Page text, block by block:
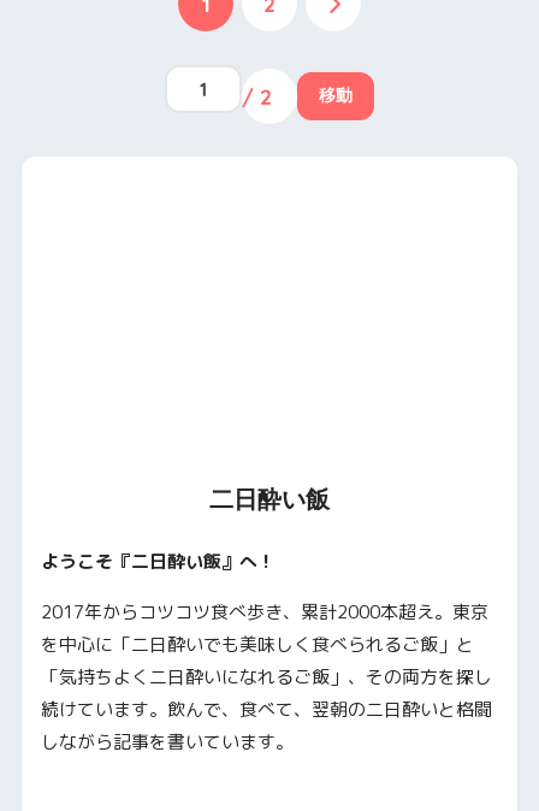
/ 2 移動
二日酔い飯
ようこそ『二日酔い飯』へ！
2017年からコツコツ食べ歩き、累計2000本超え。東京
を中心に「二日酔いでも美味しく食べられるご飯」と
「気持ちよく二日酔いになれるご飯」、その両方を探し
続けています。飲んで、食べて、翌朝の二日酔いと格闘
しながら記事を書いています。